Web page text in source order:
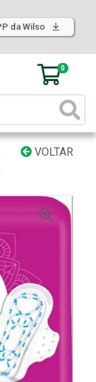
da Wilso
0
VOLTAR